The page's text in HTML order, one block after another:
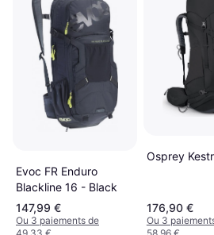
Evoc FR Enduro
Blackline 16 - Black
147,99 €
Ou 3 paiements de
Osprey
176,90 €
Ou 3